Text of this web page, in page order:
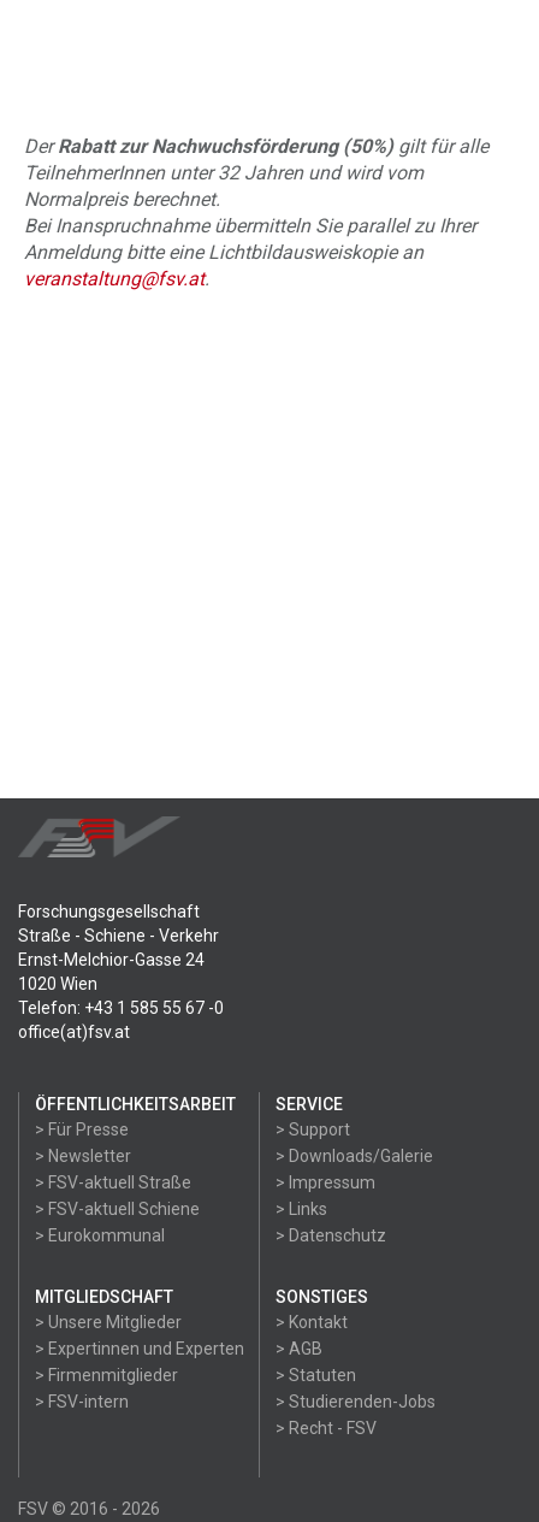
DerRabatt zur Nachwuchsförderung (50%) gilt für alle
TeilnehmerInnen unter 32 Jahren und wird vom
Normalpreis berechnet.
Bei Inanspruchnahme übermitteln Sie parallel zu Ihrer
Anmeldung bitte eine Lichtbildausweiskopie an
veranstaltung@fsv.at.
Forschungsgesellschaft
Straße - Schiene - Verkehr
Ernst-Melchior-Gasse 24
1020 Wien
Telefon: +43 1 585 55 67 -0
office(at)fsv.at
ÖFFENTLICHKEITSARBEIT
> Für Presse
> Newsletter
> FSV-aktuell Straße
> FSV-aktuell Schiene
> Eurokommunal
SERVICE
> Support
> Downloads/Galerie
> Impressum
> Links
> Datenschutz
MITGLIEDSCHAFT
> Unsere Mitglieder
> Expertinnen und Experten
> Firmenmitglieder
> FSV-intern
SONSTIGES
> Kontakt
> AGB
> Statuten
> Studierenden-Jobs
> Recht - FSV
FSV © 2016 - 2026